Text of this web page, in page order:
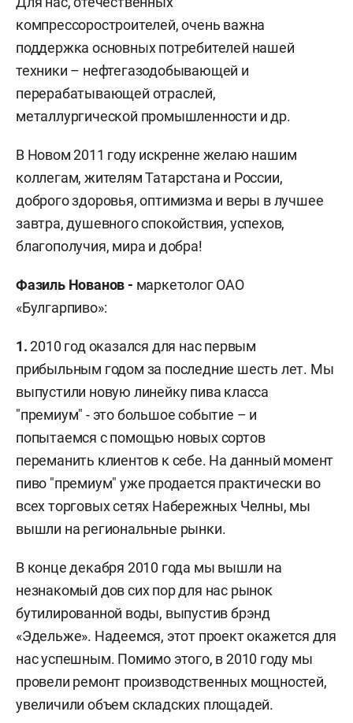
компрессоростроителей, очень важна
поддержка основных потребителей нашей
техники – нефтегазодобывающей и
перерабатывающей отраслей,
металлургической промышленности и др.
В Новом 2011 году искренне желаю нашим
коллегам, жителям Татарстана и России,
доброго здоровья, оптимизма и веры в лучшее
завтра, душевного спокойствия, успехов,
благополучия, мира и добра!
Фазиль Нованов - маркетолог ОАО
«Булгарпиво»:
1.2010 год оказался для нас первым
прибыльным годом за последние шесть лет. Мы
выпустили новую линейку пива класса
"премиум" - это большое событие – и
попытаемся с помощью новых сортов
переманить клиентов к себе. На данный момент
пиво "премиум" уже продается практически во
всех торговых сетях Набережных Челны, мы
вышли на региональные рынки.
В конце декабря 2010 года мы вышли на
незнакомый дов сих пор для нас рынок
бутилированной воды, выпустив брэнд
«Эдельже». Надеемся, этот проект окажется для
нас успешным. Помимо этого, в 2010 году мы
провели ремонт производственных мощностей,
увеличили объем складских площадей.